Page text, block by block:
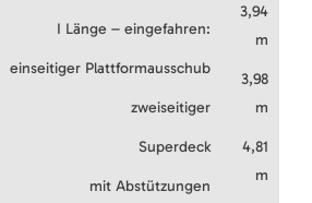
I Länge – eingefahren:
einseitiger Plattformausschub
zweiseitiger
Superdeck
mit Abstützungen
3,94
m
3,98
m
4,81
m